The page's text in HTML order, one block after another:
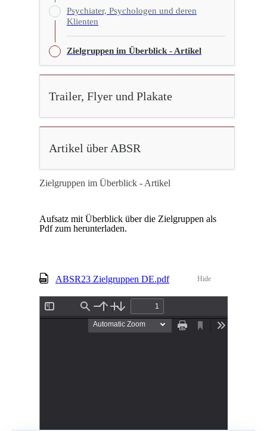
Psychiater, Psychologen und deren
Klienten
Zielgruppen im Überblick - Artikel
Trailer, Flyer und Plakate
Artikel über ABSR
Zielgruppen im Überblick - Artikel
Aufsatz mit Überblick über die Zielgruppen als
Pdf zum herunterladen.
ABSR23 Zielgruppen DE.pdf Hide